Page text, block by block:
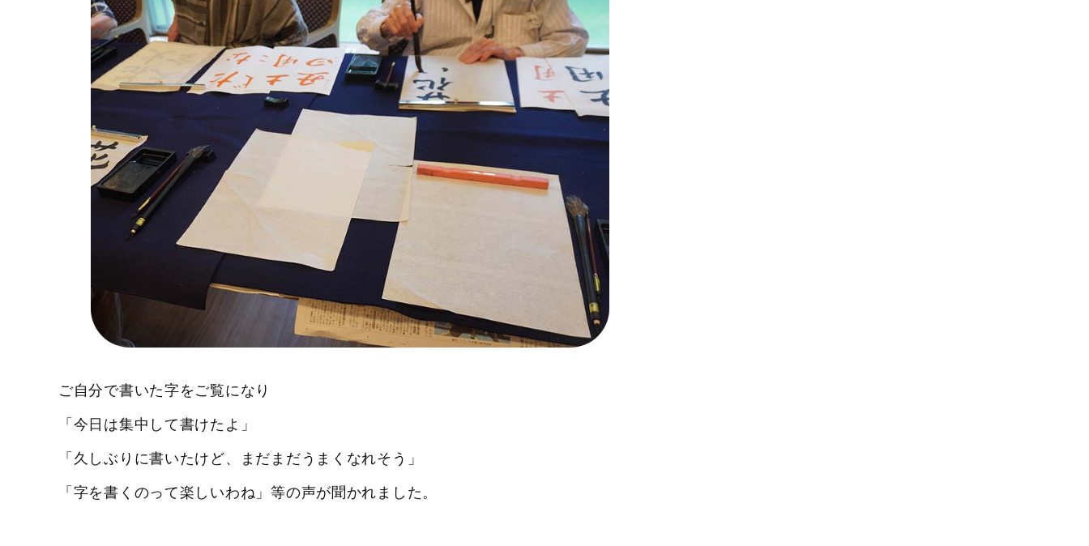
ご自分で書いた字をご覧になり
「今日は集中して書けたよ」
「久しぶりに書いたけど、まだまだうまくなれそう」
「字を書くのって楽しいわね」等の声が聞かれました。